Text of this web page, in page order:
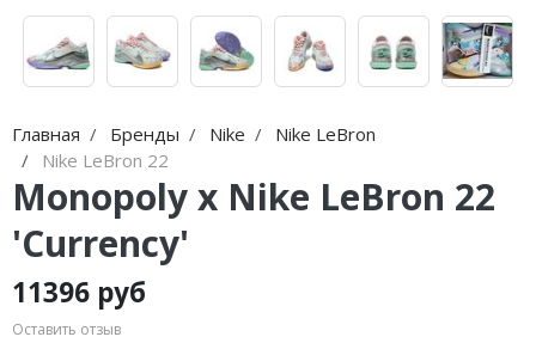
Главная Бренды Nike
Nike LeBron
Nike LeBron 22
Monopoly x Nike LeBron 22
'Currency'
11396 руб
Оставить отзыв
Jordan Tatum
Air Jordan 40
Air Jordan 39
Air Jordan 38
Air Jordan 37
Nike Dunk
Nike Blazer
Nike P-6000
Nike Initiator
Nike Pegasus
adidas Samba
adidas Handball
adidas Adistar
adidas adiFOM
adidas Adizero
MMY
HOKA
A Bathing Ape
Travis Scott
Converse